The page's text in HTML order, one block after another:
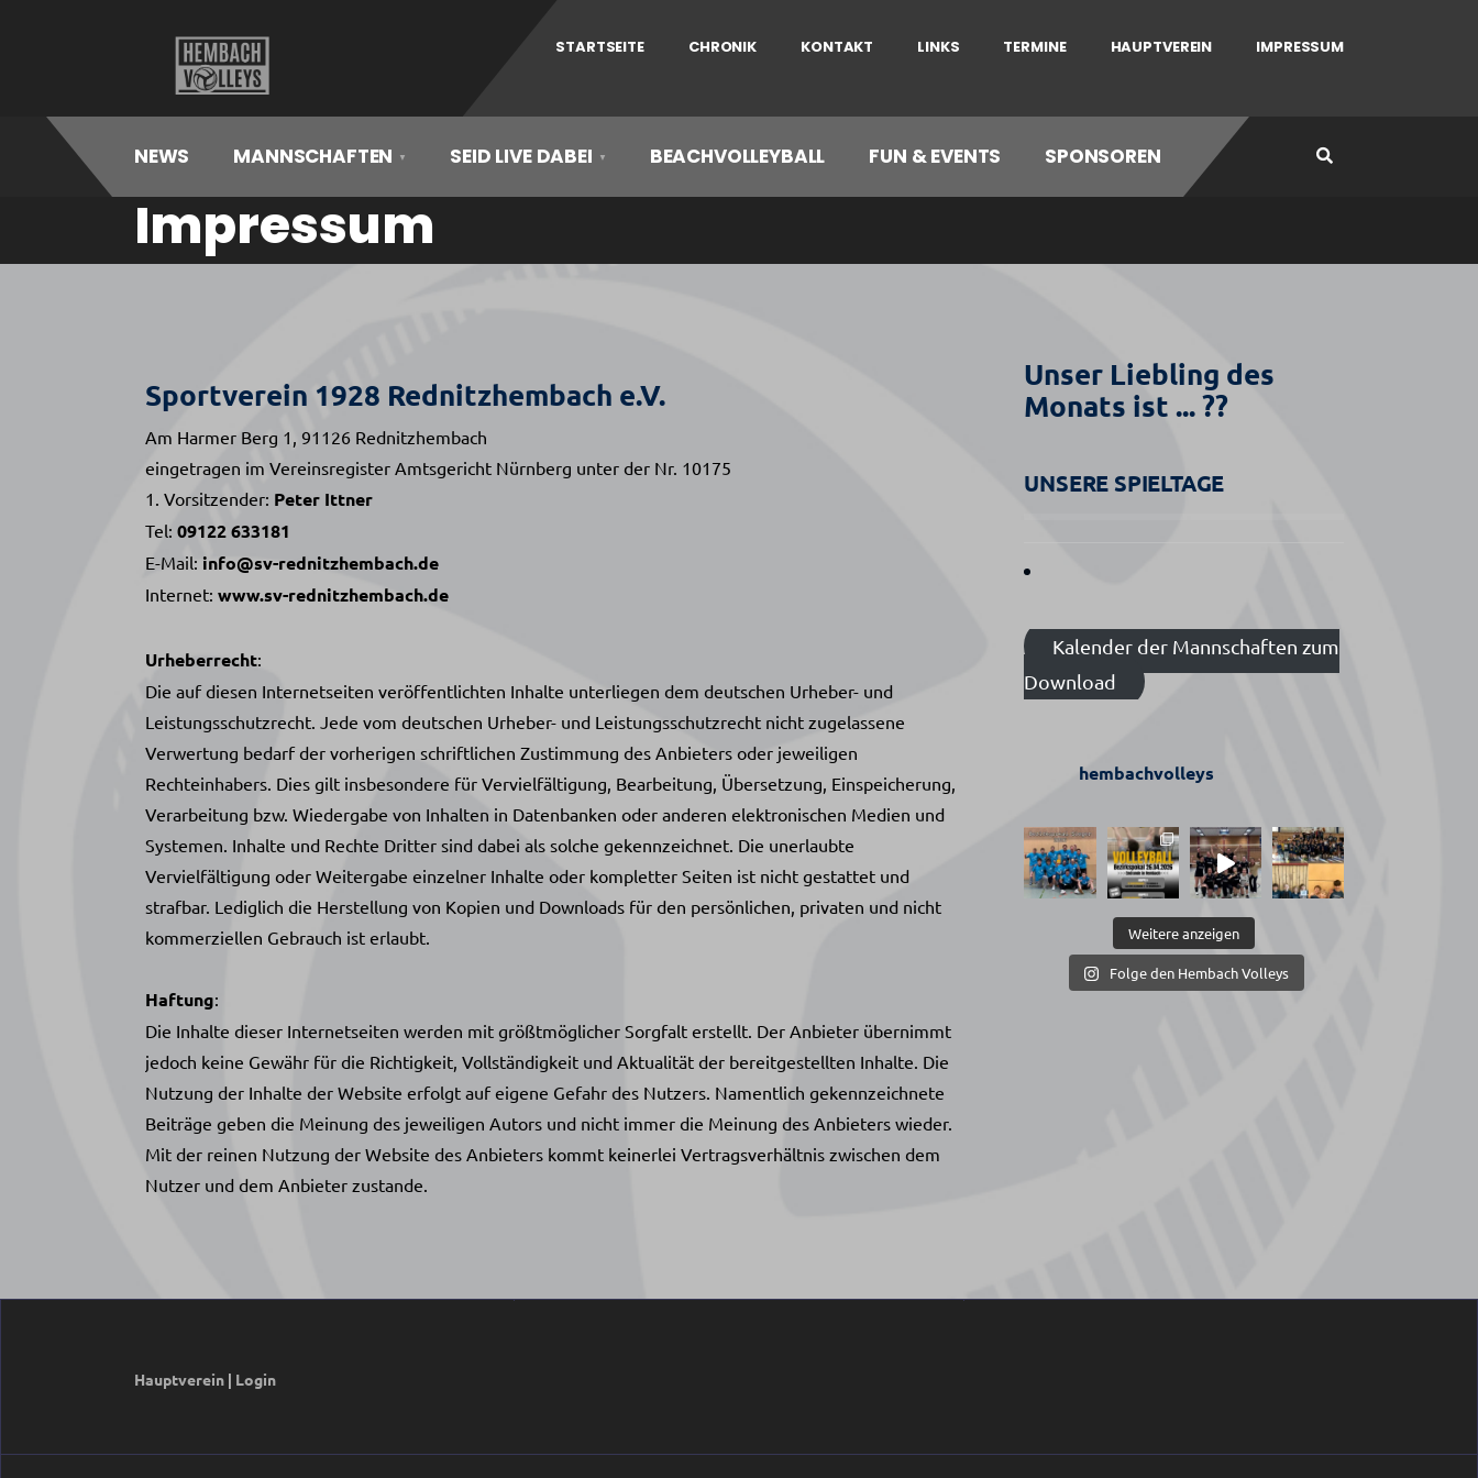
Hembach
Volleys
STARTSEITE CHRONIK KONTAKT LINKS TERMINE HAUPTVEREIN IMPRESSUM
NEWS MANNSCHAFTEN SEID LIVE DABEI BEACHVOLLEYBALL FUN & EVENTS SPONSOREN
Impressum
Sportverein 1928 Rednitzhembach e.V.
Am Harmer Berg 1, 91126 Rednitzhembach
eingetragen im Vereinsregister Amtsgericht Nürnberg unter der Nr. 10175
1. Vorsitzender: Peter Ittner
Tel: 09122 633181
E-Mail: info@sv-rednitzhembach.de
Internet: www.sv-rednitzhembach.de
Urheberrecht:
Die auf diesen Internetseiten veröffentlichten Inhalte unterliegen dem deutschen Urheber- und
Leistungsschutzrecht. Jede vom deutschen Urheber- und Leistungsschutzrecht nicht zugelassene
Verwertung bedarf der vorherigen schriftlichen Zustimmung des Anbieters oder jeweiligen
Rechteinhabers. Dies gilt insbesondere für Vervielfältigung, Bearbeitung, Übersetzung, Einspeicherung,
Verarbeitung bzw. Wiedergabe von Inhalten in Datenbanken oder anderen elektronischen Medien und
Systemen. Inhalte und Rechte Dritter sind dabei als solche gekennzeichnet. Die unerlaubte
Vervielfältigung oder Weitergabe einzelner Inhalte oder kompletter Seiten ist nicht gestattet und
strafbar. Lediglich die Herstellung von Kopien und Downloads für den persönlichen, privaten und nicht
kommerziellen Gebrauch ist erlaubt.
Haftung:
Die Inhalte dieser Internetseiten werden mit größtmöglicher Sorgfalt erstellt. Der Anbieter übernimmt
jedoch keine Gewähr für die Richtigkeit, Vollständigkeit und Aktualität der bereitgestellten Inhalte. Die
Nutzung der Inhalte der Website erfolgt auf eigene Gefahr des Nutzers. Namentlich gekennzeichnete
Beiträge geben die Meinung des jeweiligen Autors und nicht immer die Meinung des Anbieters wieder.
Mit der reinen Nutzung der Website des Anbieters kommt keinerlei Vertragsverhältnis zwischen dem
Nutzer und dem Anbieter zustande.
Unser Liebling des
Monats ist ... ??
UNSERE SPIELTAGE
Kalender der Mannschaften zum
Download
hembachvolleys
Weitere anzeigen
Folge den Hembach Volleys
Hauptverein | Login